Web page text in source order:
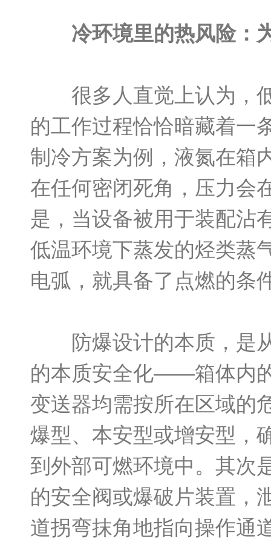
冷环境里的热风险：
很多人直觉上认为，低
的工作过程恰恰暗藏着一
制冷方案为例，液氮在箱
在任何密闭死角，压力会
是，当设备被用于装配沾
低温环境下蒸发的烃类蒸
电弧，就具备了点燃的条
防爆设计的本质，是从
的本质安全化——箱体内
变送器均需按所在区域的
爆型、本安型或增安型，
到外部可燃环境中。其
的安全阀或爆破片装置，
道拐弯抹角地指向操作